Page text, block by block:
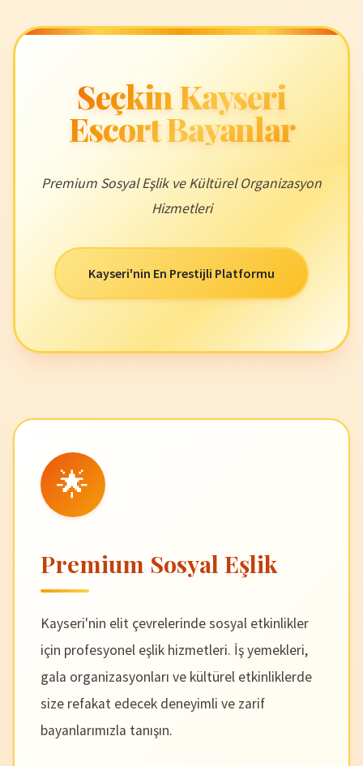
Seçkin Kayseri
Escort Bayanlar
Premium Sosyal Eşlik ve Kültürel Organizasyon
Hizmetleri
Kayseri'nin En Prestijli Platformu
🌟
Premium Sosyal Eşlik
Kayseri'nin elit çevrelerinde sosyal etkinlikler
için profesyonel eşlik hizmetleri. İş yemekleri,
gala organizasyonları ve kültürel etkinliklerde
size refakat edecek deneyimli ve zarif
bayanlarımızla tanışın.